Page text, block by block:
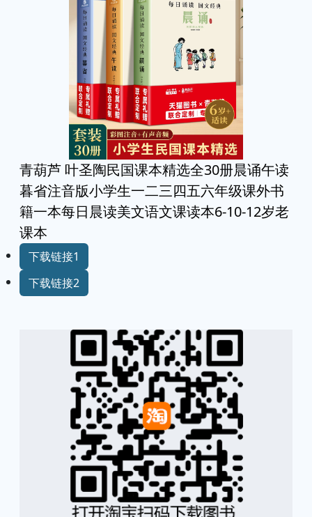
青葫芦 叶圣陶民国课本精选全30册晨诵午读
暮省注音版小学生一二三四五六年级课外书
籍一本每日晨读美文语文课读本6-10-12岁老
课本
下载链接1
下载链接2